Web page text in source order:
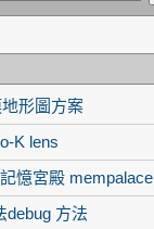
形圖方案
K lens
憶宮殿 mempalace
debug 方法